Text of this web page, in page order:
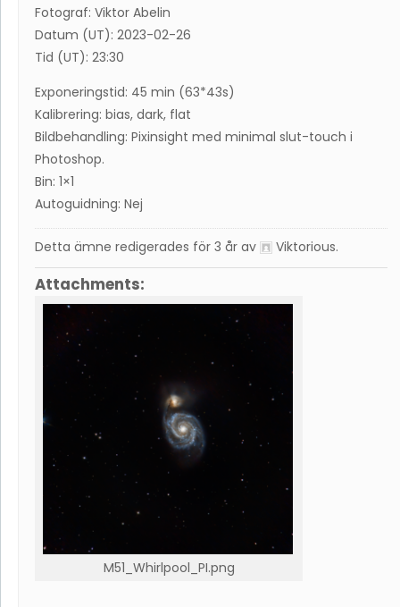
Fotograf: Viktor Abelin
Datum (UT): 2023-02-26
Tid (UT): 23:30
Exponeringstid: 45 min (63*43s)
Kalibrering: bias, dark, flat
Bildbehandling: Pixinsight med minimal slut-touch i
Photoshop.
Bin: 1×1
Autoguidning: Nej
Detta ämne redigerades för 3 år av Viktorious.
Attachments:
M51_Whirlpool_PI.png